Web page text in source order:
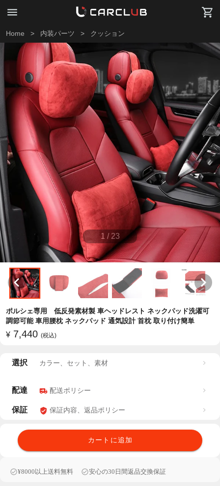
Home > 内装パーツ > クッション
1 / 23
ポルシェ専用 低反発素材製 車ヘッドレスト ネックパッド洗濯可
調節可能 車用腰枕 ネックパッド 通気設計 首枕 取り付け簡単
¥ 7,440 (税込)
選択 カラー、セット、素材
配達 配送ポリシー
保証 保証内容、返品ポリシー
カートに追加
¥8000以上送料無料 安心の30日間返品交換保証